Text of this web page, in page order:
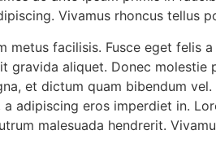
Vivamus rhoncus tellus
metus facilisis. Fusce eget felis
gravida aliquet. Donec
et dictum quam bibendum
adipiscing eros imperdiet in.
malesuada hendrerit.